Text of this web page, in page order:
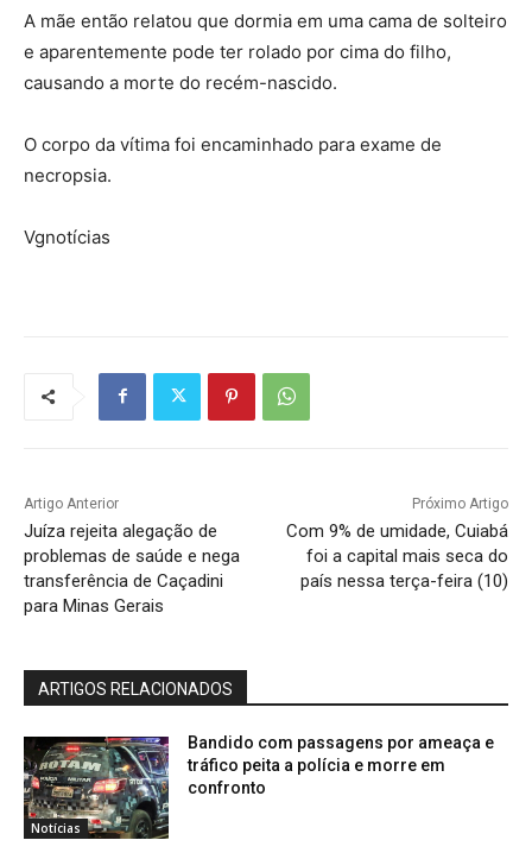
A mãe então relatou que dormia em uma cama de solteiro
e aparentemente pode ter rolado por cima do filho,
causando a morte do recém-nascido.
O corpo da vítima foi encaminhado para exame de
necropsia.
Vgnotícias
Artigo Anterior
Juíza rejeita alegação de
problemas de saúde e nega
transferência de Caçadini
para Minas Gerais
Próximo Artigo
Com 9% de umidade, Cuiabá
foi a capital mais seca do
país nessa terça-feira (10)
ARTIGOS RELACIONADOS
Notícias
Bandido com passagens por ameaça e
tráfico peita a polícia e morre em
confronto